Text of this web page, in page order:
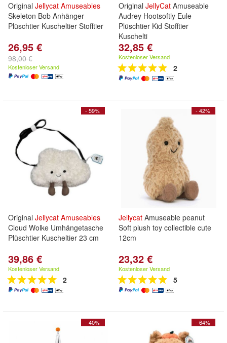
Original Jellycat Amuseables
Skeleton Bob Anhänger
Plüschtier Kuscheltier Stofftier
26,95 €
98,00 €
Kostenloser Versand
Original JellyCat Amuseable
Audrey Hootsoftly Eule
Plüschtier Kid Stofftier
Kuschelti
32,85 €
Kostenloser Versand
2
- 59%
Original Jellycat Amuseables
Cloud Wolke Umhängetasche
Plüschtier Kuscheltier 23 cm
39,86 €
Kostenloser Versand
2
- 42%
Jellycat Amuseable peanut
Soft plush toy collectible cute
12cm
23,32 €
Kostenloser Versand
5
- 40% - 64%